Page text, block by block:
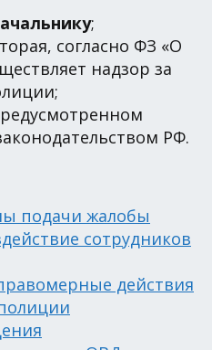
;
согласно ФЗ «О
надзор за
РФ.
подачи жалобы
сотрудников
действия